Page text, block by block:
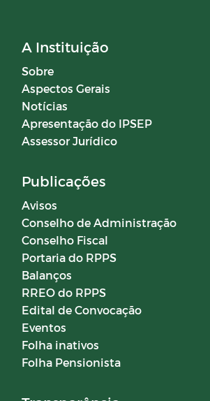
A Instituição
Sobre
Aspectos Gerais
Notícias
Apresentação do IPSEP
Assessor Jurídico
Publicações
Avisos
Conselho de Administração
Conselho Fiscal
Portaria do RPPS
Balanços
RREO do RPPS
Edital de Convocação
Eventos
Folha inativos
Folha Pensionista